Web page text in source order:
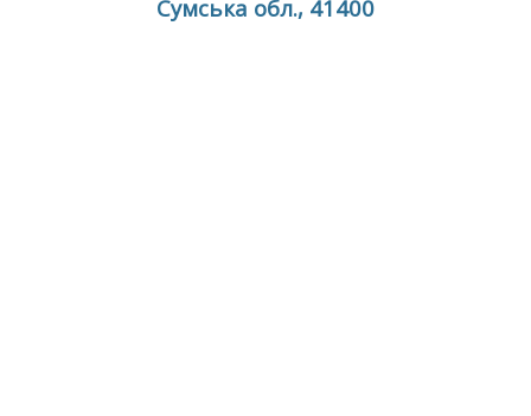
Сумська обл., 41400